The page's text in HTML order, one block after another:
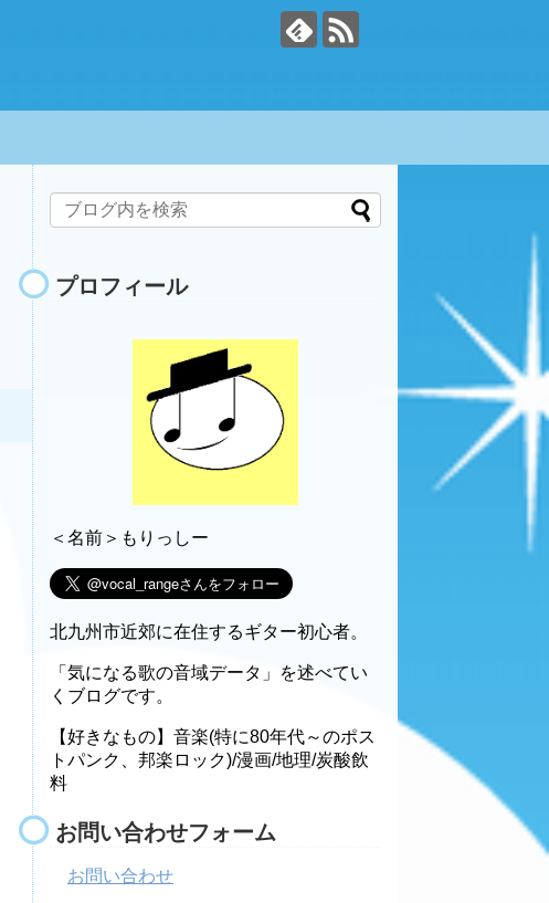
プロフィール
＜名前＞もりっしー
北九州市近郊に在住するギター初心者。
「気になる歌の音域データ」を述べてい
くブログです。
【好きなもの】音楽(特に80年代～のポス
トパンク、邦楽ロック)/漫画/地理/炭酸飲
料
お問い合わせフォーム
お問い合わせ